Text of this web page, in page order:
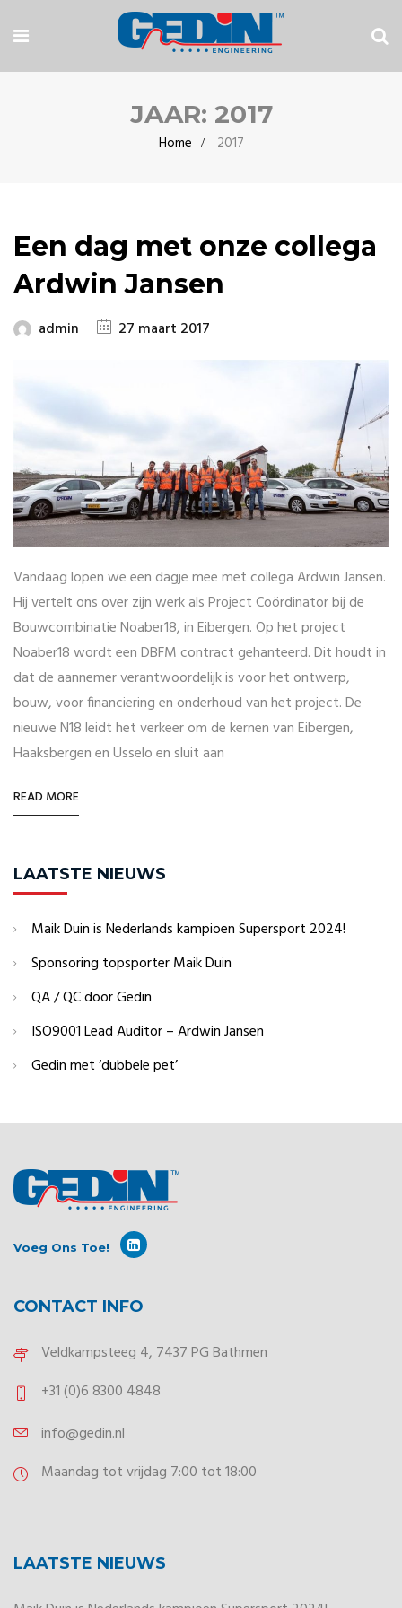
JAAR: 2017
Home 2017
Een dag met onze collega
Ardwin Jansen
admin 27 maart 2017
Vandaag lopen we een dagje mee met collega Ardwin Jansen.
Hij vertelt ons over zijn werk als Project Coördinator bij de
Bouwcombinatie Noaber18, in Eibergen. Op het project
Noaber18 wordt een DBFM contract gehanteerd. Dit houdt in
dat de aannemer verantwoordelijk is voor het ontwerp,
bouw, voor financiering en onderhoud van het project. De
nieuwe N18 leidt het verkeer om de kernen van Eibergen,
Haaksbergen en Usselo en sluit aan
READ MORE
LAATSTE NIEUWS
Maik Duin is Nederlands kampioen Supersport 2024!
Sponsoring topsporter Maik Duin
QA / QC door Gedin
ISO9001 Lead Auditor – Ardwin Jansen
Gedin met ‘dubbele pet’
Voeg Ons Toe!
CONTACT INFO
Veldkampsteeg 4, 7437 PG Bathmen
+31 (0)6 8300 4848
info@gedin.nl
Maandag tot vrijdag 7:00 tot 18:00
LAATSTE NIEUWS